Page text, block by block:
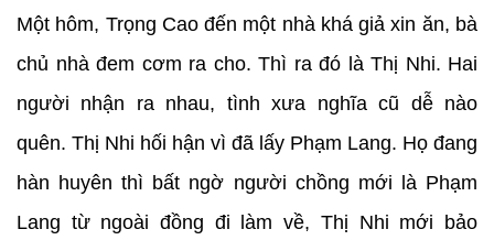
Một hôm, Trọng Cao đến một nhà khá giả xin ăn, bà
chủ nhà đem cơm ra cho. Thì ra đó là Thị Nhi. Hai
người nhận ra nhau, tình xưa nghĩa cũ dễ nào
quên. Thị Nhi hối hận vì đã lấy Phạm Lang. Họ đang
hàn huyên thì bất ngờ người chồng mới là Phạm
Lang từ ngoài đồng đi làm về, Thị Nhi mới bảo